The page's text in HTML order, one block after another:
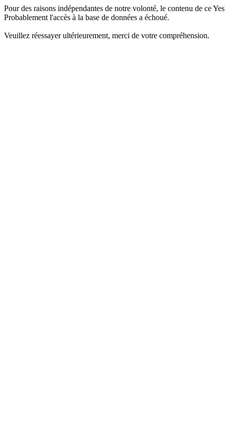
Pour des raisons indépendantes de notre volonté, le contenu de ce
Probablement l'accès à la base de données a échoué.
Veuillez réessayer ultérieurement, merci de votre compréhension.